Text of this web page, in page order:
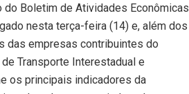
do Boletim de Atividades Econômicas
nesta terça-feira (14) e, além dos
das empresas contribuintes do
Transporte Interestadual e
os principais indicadores da